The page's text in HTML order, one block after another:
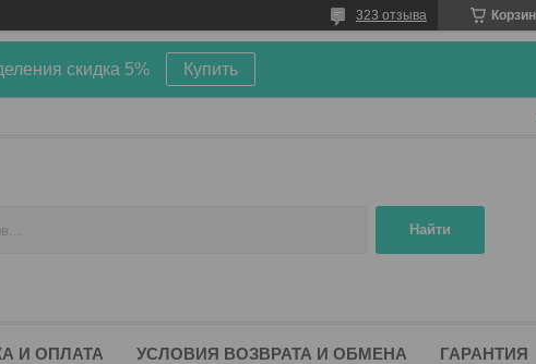
323 отзыва
скидка 5% Купить
Найти
И ОПЛАТА УСЛОВИЯ ВОЗВРАТА И ОБМЕНА ГАРАНТИЯ